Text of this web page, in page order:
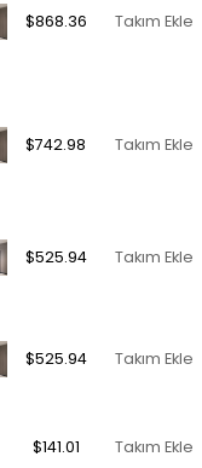
$868.36 Takım Ekle
$742.98 Takım Ekle
$525.94 Takım Ekle
$525.94 Takım Ekle
$141.01 Takım Ekle